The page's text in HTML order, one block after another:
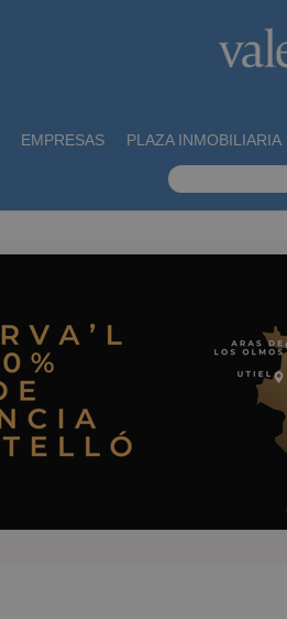
EMPRESAS PLAZA INMOBILIARIA